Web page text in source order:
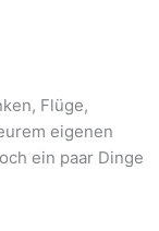
Flüge,
eigenen
ein paar Dinge